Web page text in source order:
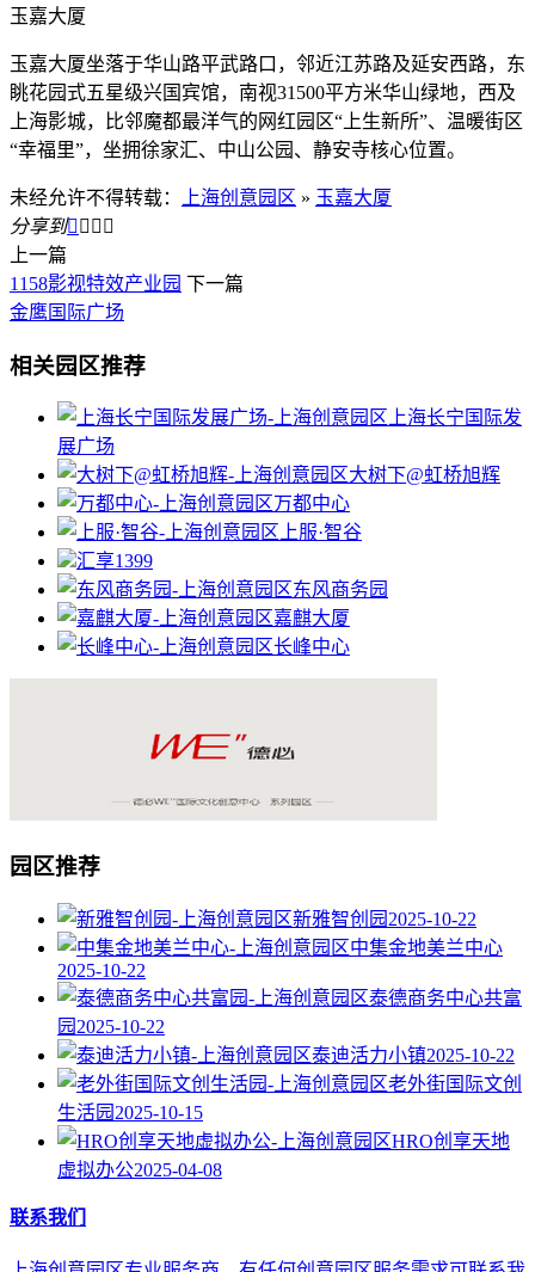
玉嘉大厦
玉嘉大厦坐落于华山路平武路口，邻近江苏路及延安西路，东
眺花园式五星级兴国宾馆，南视31500平方米华山绿地，西及
上海影城，比邻魔都最洋气的网红园区“上生新所”、温暖街区
“幸福里”，坐拥徐家汇、中山公园、静安寺核心位置。
未经允许不得转载： 上海创意园区 » 玉嘉大厦
分享到   
上一篇
1158影视特效产业园 下一篇
金鹰国际广场
相关园区推荐
上海长宁国际发
展广场
大树下@虹桥旭辉
万都中心
上服·智谷
汇享1399
东风商务园
嘉麒大厦
长峰中心
园区推荐
新雅智创园 2025-10-22
中集金地美兰中心
2025-10-22
泰德商务中心共富
园 2025-10-22
泰迪活力小镇2025-10-22
老外街国际文创
生活园 2025-10-15
HRO创享天地
虚拟办公2025-04-08
联系我们